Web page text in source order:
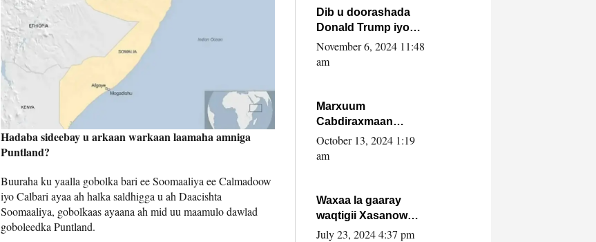
Hadaba sideebay u arkaan warkaan laamaha amniga
Puntland?
Buuraha ku yaalla gobolka bari ee Soomaaliya ee Calmadoow
iyo Calbari ayaa ah halka saldhigga u ah Daacishta
Soomaaliya, gobolkaas ayaana ah mid uu maamulo dawlad
goboleedka Puntland.
Dib u doorashada
Donald Trump iyo
siday u saameyn
karto Soomaaliya
November 6, 2024 11:48
am
Marxuum
Cabdiraxmaan
Cabdulle Cismaan –
Shuuke“Nin culus
la buuxin Karin”.
October 13, 2024 1:19
am
Waxaa la gaaray
waqtigii Xasanow
Villa Somalia ka soo
July 23, 2024 4:37 pm